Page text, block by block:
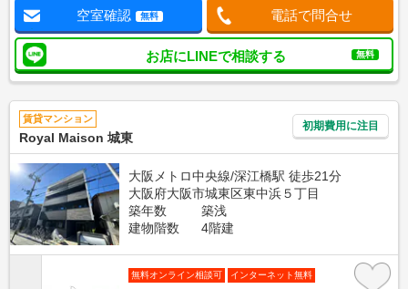
空室確認 無料 電話で問合せ
お店にLINEで相談する 無料
賃貸マンション
Royal Maison 城東
初期費用に注目
大阪メトロ中央線/深江橋駅 徒歩21分
大阪府大阪市城東区東中浜５丁目
築年数
築浅
建物階数
4階建
無料オンライン相談可 インターネット無料